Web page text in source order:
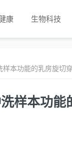
康 生物科技
本功能的乳房旋切
样本功能